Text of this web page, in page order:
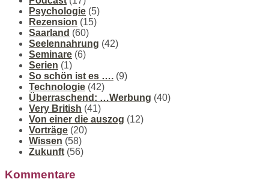
Psychologie (5)
Rezension (15)
Saarland (60)
Seelennahrung (42)
Seminare (6)
Serien (1)
So schön ist es …. (9)
Technologie (42)
Überraschend: …Werbung (40)
Very British (41)
Von einer die auszog (12)
Vorträge (20)
Wissen (58)
Zukunft (56)
Kommentare